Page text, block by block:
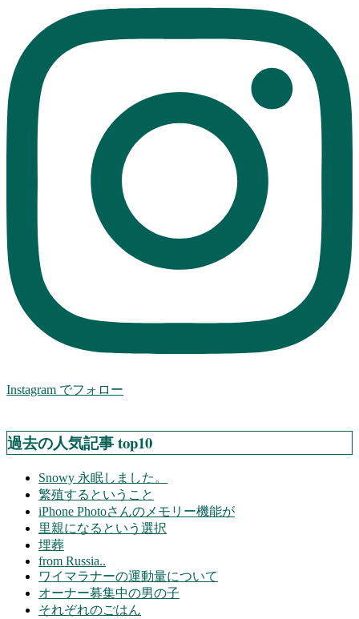
Instagram でフォロー
過去の人気記事 top10
Snowy 永眠しました。
繁殖するということ
iPhone Photoさんのメモリー機能が
里親になるという選択
埋葬
from Russia..
ワイマラナーの運動量について
オーナー募集中の男の子
それぞれのごはん